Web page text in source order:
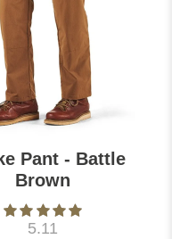
Pant - Battle
Brown
5.11